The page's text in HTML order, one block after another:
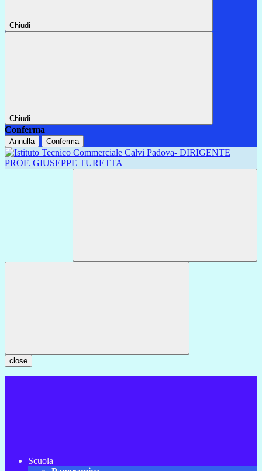
Chiudi
Chiudi
Conferma
Annulla Conferma
close
Scuola